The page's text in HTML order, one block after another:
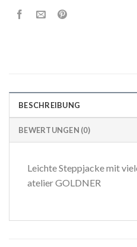
BESCHREIBUNG
BEWERTUNGEN (0)
Leichte Steppjacke mit
atelier GOLDNER